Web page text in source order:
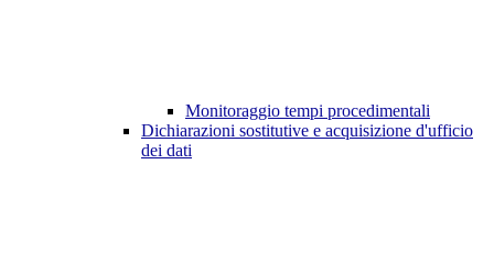
Monitoraggio tempi procedimentali
Dichiarazioni sostitutive e acquisizione d'ufficio
dei dati